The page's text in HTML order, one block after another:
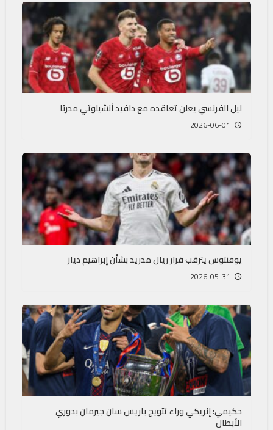
ليل الفرنسي يعلن تعاقده مع دافيد أنشيلوتي مدربًا
يوفنتوس يترقب قرار ريال مدريد بشأن إبراهيم دياز
حكيمي: إنريكي وراء تتويج باريس سان جيرمان بدوري
الأبطال